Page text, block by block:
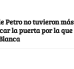
Petro no tuvieron más
la puerta por la que